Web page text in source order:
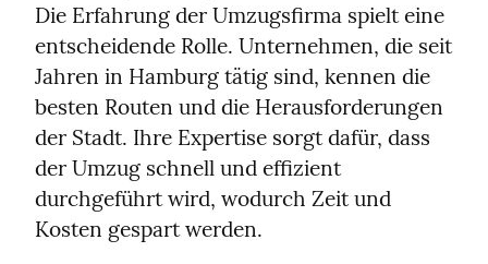
Die Erfahrung der Umzugsfirma spielt eine
entscheidende Rolle. Unternehmen, die seit
Jahren in Hamburg tätig sind, kennen die
besten Routen und die Herausforderungen
der Stadt. Ihre Expertise sorgt dafür, dass
der Umzug schnell und effizient
durchgeführt wird, wodurch Zeit und
Kosten gespart werden.